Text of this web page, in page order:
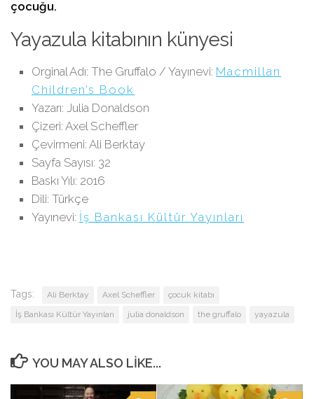
çocuğu.
Yayazula kitabının künyesi
Orginal Adı: The Gruffalo / Yayınevi: Macmillan
Children’s Book
Yazarı: Julia Donaldson
Çizeri: Axel Scheffler
Çevirmeni: Ali Berktay
Sayfa Sayısı: 32
Baskı Yılı: 2016
Dili: Türkçe
Yayınevi: İş Bankası Kültür Yayınları
Tags: Ali Berktay Axel Scheffler
çocuk kitabı
İş Bankası Kültür Yayınları
julia donaldson the gruffalo yayazula
YOU MAY ALSO LIKE...